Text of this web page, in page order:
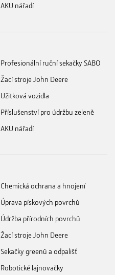
AKU nářadí
Profesionální ruční sekačky SABO
Žací stroje John Deere
Užitková vozidla
Příslušenství pro údržbu zeleně
AKU nářadí
Chemická ochrana a hnojení
Úprava pískových povrchů
Údržba přírodních povrchů
Žací stroje John Deere
Sekačky greenů a odpališť
Robotické lajnovačky